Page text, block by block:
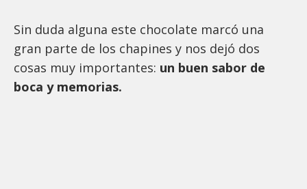
Sin duda alguna este chocolate marcó una
gran parte de los chapines y nos dejó dos
cosas muy importantes: un buen sabor de
boca y memorias.